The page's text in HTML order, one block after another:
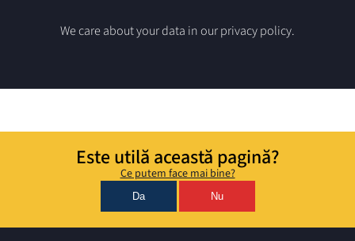
We care about your data in our privacy policy.
Este utilă această pagină?
Ce putem face mai bine?
Da Nu